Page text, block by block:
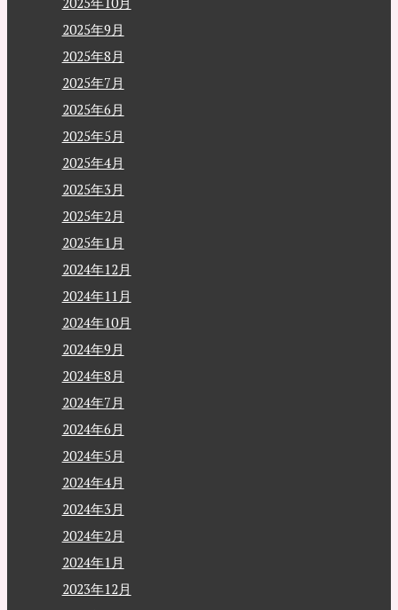
2025年9月
2025年8月
2025年7月
2025年6月
2025年5月
2025年4月
2025年3月
2025年2月
2025年1月
2024年12月
2024年11月
2024年10月
2024年9月
2024年8月
2024年7月
2024年6月
2024年5月
2024年4月
2024年3月
2024年2月
2024年1月
2023年12月